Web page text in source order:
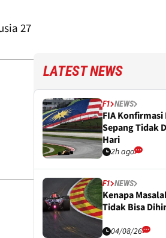
27
LATEST NEWS
F1 NEWS
FIA Konfirmasi
Sepang Tidak
Hari
2h ago
F1 NEWS
Kenapa
Tidak Bisa
04/08/26